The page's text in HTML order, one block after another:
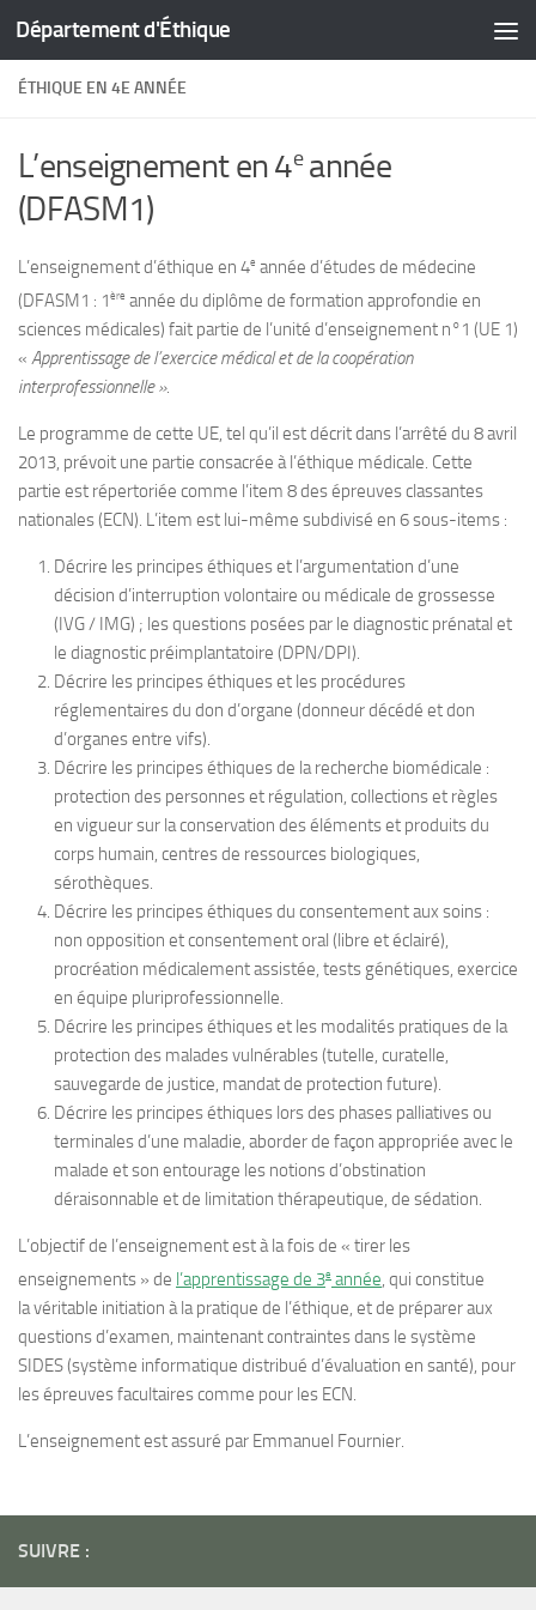
Skip to content
Département d'Éthique
ÉTHIQUE EN 4E ANNÉE
L’enseignement en 4eannée
(DFASM1)
L’enseignement d’éthique en 4e année d’études de médecine
(DFASM1 : 1ère année du diplôme de formation approfondie en
sciences médicales) fait partie de l’unité d’enseignement n°1 (UE 1)
« Apprentissage de l’exercice médical et de la coopération
interprofessionnelle ».
Le programme de cette UE, tel qu’il est décrit dans l’arrêté du 8 avril
2013, prévoit une partie consacrée à l’éthique médicale. Cette
partie est répertoriée comme l’item 8 des épreuves classantes
nationales (ECN). L’item est lui-même subdivisé en 6 sous-items :
Décrire les principes éthiques et l’argumentation d’une
décision d’interruption volontaire ou médicale de grossesse
(IVG / IMG) ; les questions posées par le diagnostic prénatal et
le diagnostic préimplantatoire (DPN/DPI).
Décrire les principes éthiques et les procédures
réglementaires du don d’organe (donneur décédé et don
d’organes entre vifs).
Décrire les principes éthiques de la recherche biomédicale :
protection des personnes et régulation, collections et règles
en vigueur sur la conservation des éléments et produits du
corps humain, centres de ressources biologiques,
sérothèques.
Décrire les principes éthiques du consentement aux soins :
non opposition et consentement oral (libre et éclairé),
procréation médicalement assistée, tests génétiques, exercice
en équipe pluriprofessionnelle.
Décrire les principes éthiques et les modalités pratiques de la
protection des malades vulnérables (tutelle, curatelle,
sauvegarde de justice, mandat de protection future).
Décrire les principes éthiques lors des phases palliatives ou
terminales d’une maladie, aborder de façon appropriée avec le
malade et son entourage les notions d’obstination
déraisonnable et de limitation thérapeutique, de sédation.
L’objectif de l’enseignement est à la fois de « tirer les
enseignements » de l’apprentissage de 3e année, qui constitue
la véritable initiation à la pratique de l’éthique, et de préparer aux
questions d’examen, maintenant contraintes dans le système
SIDES (système informatique distribué d’évaluation en santé), pour
les épreuves facultaires comme pour les ECN.
L’enseignement est assuré par Emmanuel Fournier.
SUIVRE :